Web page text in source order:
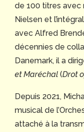
de 100 titres avec
Nielsen et
avec Alfred
décennies de
Danemark, il a
et Maréchal (Drot
Depuis 2021,
musical de
attaché à la